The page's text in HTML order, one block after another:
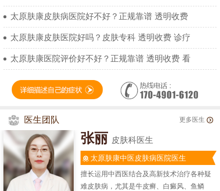
太原肤康皮肤病医院好不好？正规靠谱 透明收费
太原肤康皮肤医院好吗？皮肤专科 透明收费 诊疗
太原肤康医院评价好不好？正规靠谱 透明收费 看
医生团队 更多医生
张丽 皮肤科医生
太原肤康中医皮肤病医院医生
擅长运用中西医结合及高新技术治疗各种疑
难皮肤病，尤其是牛皮癣、白癜风、鱼鳞